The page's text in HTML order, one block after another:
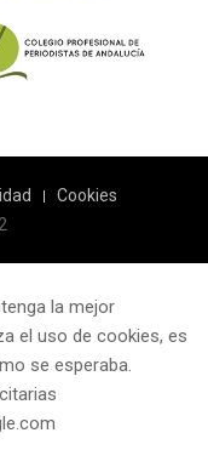
Cookies
la mejor
el uso de cookies, es
se esperaba.